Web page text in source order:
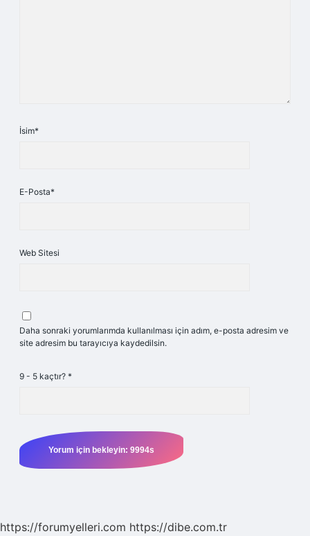
İsim*
E-Posta*
Web Sitesi
Daha sonraki yorumlarımda kullanılması için adım, e-posta adresim ve
site adresim bu tarayıcıya kaydedilsin.
9 - 5 kaçtır? *
https://forumyelleri.com https://dibe.com.tr